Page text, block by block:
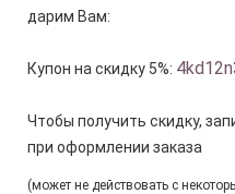
дарим Вам:
Купон на скидку 5%:
Чтобы получить скидку,
при оформлении заказа
(может не действовать с